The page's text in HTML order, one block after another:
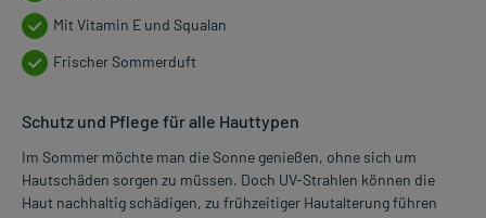
Mit Vitamin E und Squalan
Frischer Sommerduft
Schutz und Pflege für alle Hauttypen
Im Sommer möchte man die Sonne genießen, ohne sich um
Hautschäden sorgen zu müssen. Doch UV-Strahlen können die
Haut nachhaltig schädigen, zu frühzeitiger Hautalterung führen